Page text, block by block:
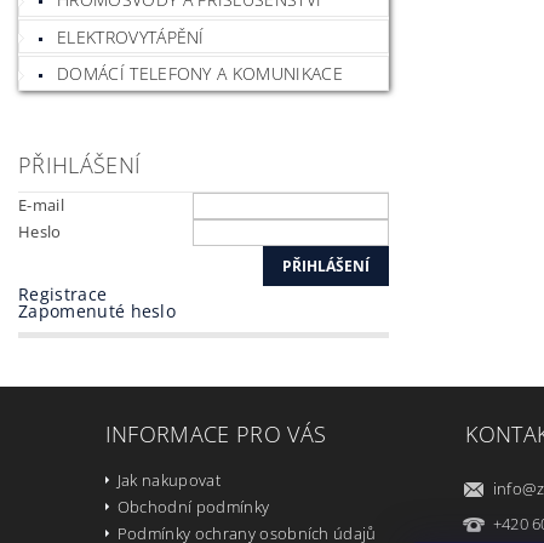
ELEKTROVYTÁPĚNÍ
DOMÁCÍ TELEFONY A KOMUNIKACE
PŘIHLÁŠENÍ
E-mail
Heslo
Registrace
Zapomenuté heslo
INFORMACE PRO VÁS
Jak nakupovat
Obchodní podmínky
Podmínky ochrany osobních údajů
info@
+420